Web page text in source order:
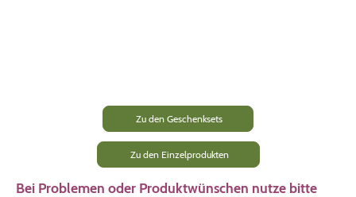
Zu den Geschenksets
Bei Problemen oder Produktwünschen nutze bitte
Zu den Einzelprodukten